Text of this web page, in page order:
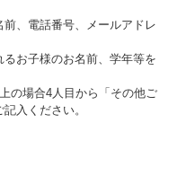
、電話番号、メールアドレ
お子様のお名前、学年等を
の場合4人目から「その他ご
入ください。